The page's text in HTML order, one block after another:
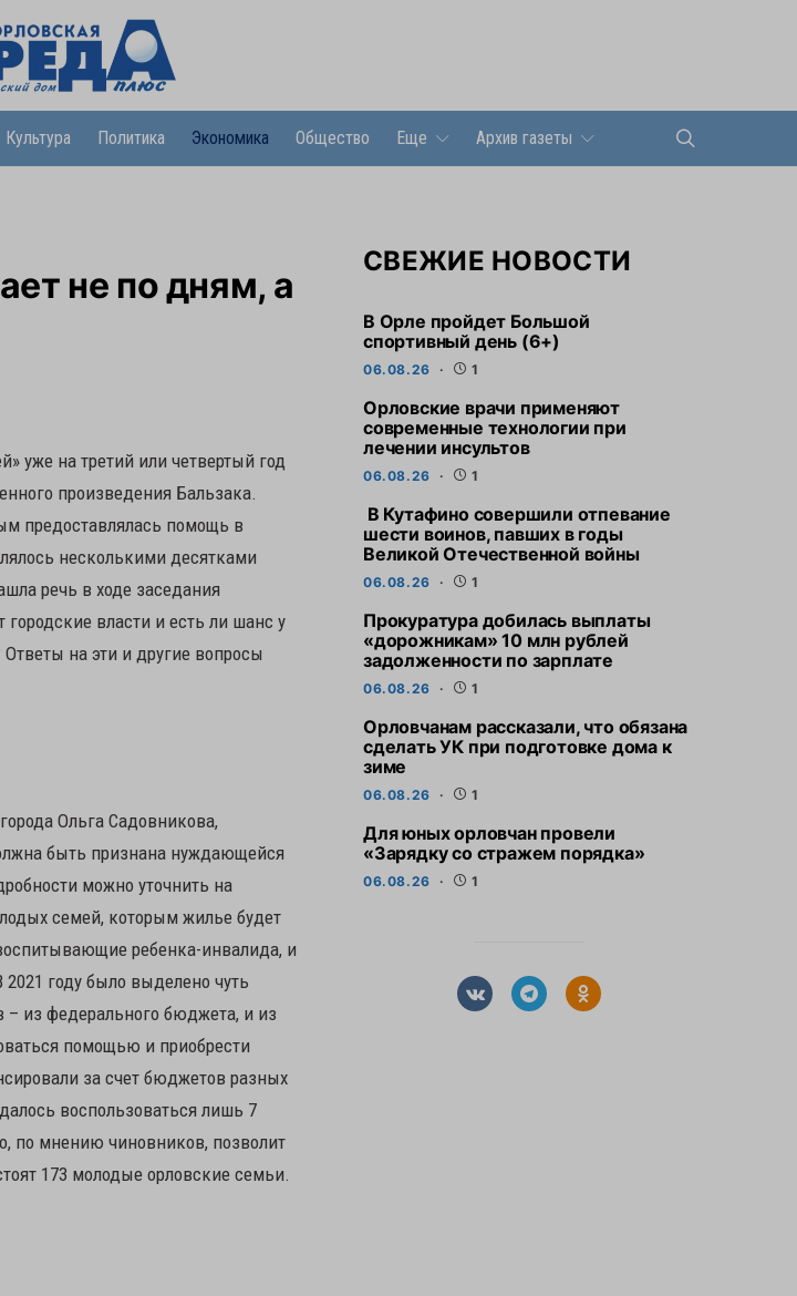
Культура Политика Экономика Общество Еще Архив газеты
не по дням, а
уже на третий или четвертый год
произведения Бальзака.
предоставлялась помощь в
несколькими десятками
речь в ходе заседания
власти и есть ли шанс у
на эти и другие вопросы
Ольга Садовникова,
быть признана нуждающейся
можно уточнить на
семей, которым жилье будет
ребенка-инвалида, и
году было выделено чуть
– из федерального бюджета, и из
помощью и приобрести
за счет бюджетов разных
воспользоваться лишь 7
по мнению чиновников, позволит
173 молодые орловские семьи.
СВЕЖИЕ НОВОСТИ
В Орле пройдет Большой
спортивный день (6+)
06.08.26 1
Орловские врачи применяют
современные технологии при
лечении инсультов
06.08.26 1
В Кутафино совершили отпевание
шести воинов, павших в годы
Великой Отечественной войны
06.08.26 1
Прокуратура добилась выплаты
«дорожникам» 10 млн рублей
задолженности по зарплате
06.08.26 1
Орловчанам рассказали, что обязана
сделать УК при подготовке дома к
зиме
06.08.26 1
Для юных орловчан провели
«Зарядку со стражем порядка»
06.08.26 1